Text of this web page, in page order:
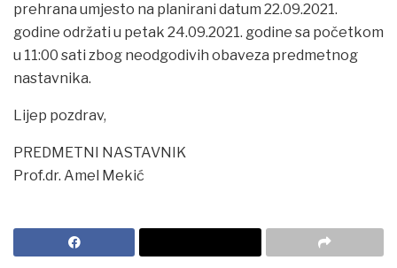
prehrana umjesto na planirani datum 22.09.2021.
godine održati u petak 24.09.2021. godine sa početkom
u 11:00 sati zbog neodgodivih obaveza predmetnog
nastavnika.
Lijep pozdrav,
PREDMETNI NASTAVNIK
Prof.dr. Amel Mekić